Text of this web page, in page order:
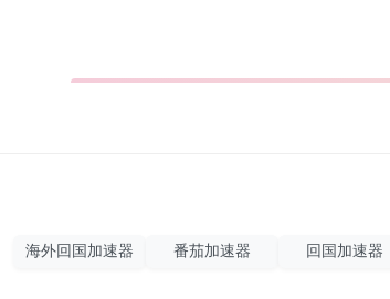
海外回国加速器 番茄加速器 回国加速器